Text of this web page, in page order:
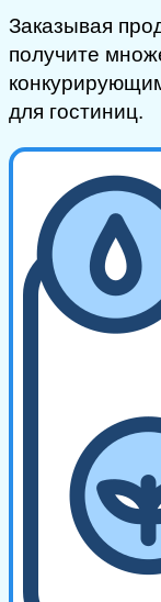
Заказывая
получите
для гостиниц.